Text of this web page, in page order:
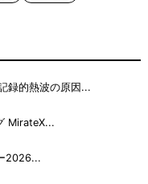
録的熱波の原因...
MirateX...
2026...